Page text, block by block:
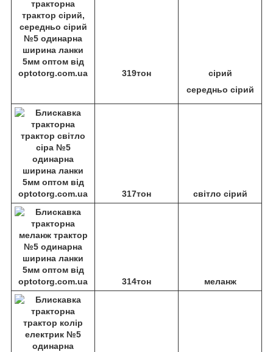
319тон
сірий
середньо сірий
317тон світло сірий
314тон меланж